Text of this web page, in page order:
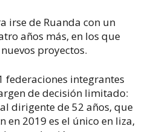
irse de Ruanda con un
años más, en los que
proyectos.
federaciones integrantes
de decisión limitado:
dirigente de 52 años, que
en 2019 es el único en liza,